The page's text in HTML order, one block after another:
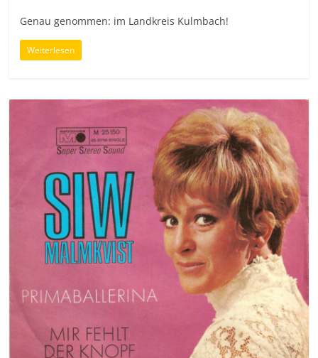
Genau genommen: im Landkreis Kulmbach!
Weiterlesen